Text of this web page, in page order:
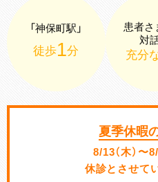
「神保町駅」
徒歩1分
患者さ
対
充分
夏季休暇
8/13（木）〜
休診とさせて